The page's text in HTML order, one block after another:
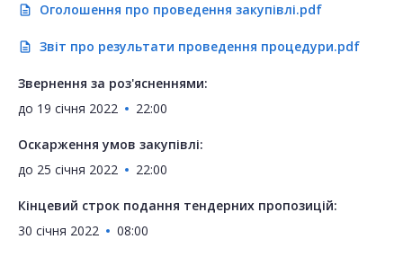
description Оголошення про проведення закупівлі.pdf
description Звіт про результати проведення процедури.pdf
Звернення за роз'ясненнями:
до 19 січня 2022 22:00
Оскарження умов закупівлі:
до 25 січня 2022 22:00
Кінцевий строк подання тендерних пропозицій:
30 січня 2022
08:00